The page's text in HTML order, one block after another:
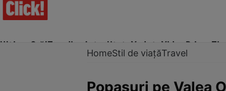
Ultima Oră!Trending Actualitate Vedete Video Prime Time
HomeStil de viațăTravel
Popasuri pe Valea